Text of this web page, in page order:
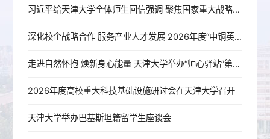
习近平给天津大学全体师生回信强调 聚焦国家重大战略需求提高人才培养质量 更好服务经济社会发展
深化校企战略合作 服务产业人才发展 2026年度“中铜英才”培训班在天津大学举办
走进自然怀抱 焕新身心能量 天津大学举办“师心驿站”第3期——自然减压工坊
2026年度高校重大科技基础设施研讨会在天津大学召开
天津大学举办巴基斯坦籍留学生座谈会